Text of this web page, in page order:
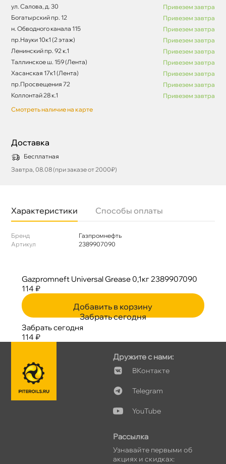
ул. Салова, д. 30
Привезем завтра
Богатырский пр. 12
Привезем завтра
н. Обводного канала 115
Привезем завтра
пр.Науки 10к1 (2 этаж)
Привезем завтра
Ленинский пр. 92 к.1
Привезем завтра
Таллинское ш. 159 (Лента)
Привезем завтра
Хасанская 17к1 (Лента)
Привезем завтра
пр.Просвещения 72
Привезем завтра
Коллонтай 28 к.1
Привезем завтра
Смотреть наличие на карте
Доставка
Бесплатная
Завтра, 08.08 (при заказе от 2000₽)
Характеристики Способы оплаты
Бренд
Газпромнефть
Артикул
2389907090
Gazpromneft Universal Grease 0,1кг 2389907090
114 ₽
Добавить в корзину
Забрать сегодня
Забрать сегодня
114 ₽
Дружите с нами:
Контакте
Telegram
YouTube
Рассылка
Узнавайте первыми о
акциях и скидках: